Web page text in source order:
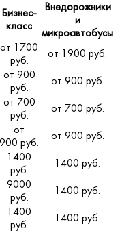
Бизнес-
класс
Внедорожники
и
микроавтобусы
от 1700
руб.
от 1900 руб.
от 900
руб.
от 900 руб.
от 700
руб.
от 700 руб.
от
900 руб.
от 900 руб.
1400
руб.
1400 руб.
9000
руб.
1400 руб.
1400
руб.
1400 руб.